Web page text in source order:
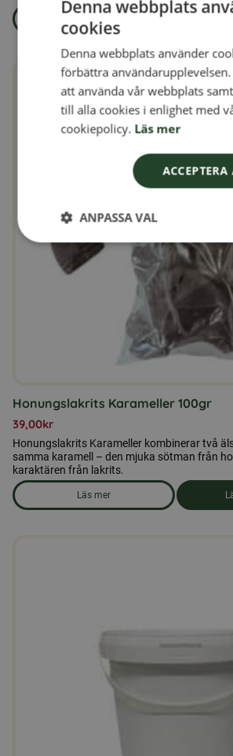
Läs mer
om produkten Vildfågelmix utan
Honungslakrits Karameller 100gr
39,00kr
Honungslakrits Karameller kombinerar två
samma karamell – den mjuka sötman från
karaktären från lakrits.
Läs mer
om produkten Honungslakrits
Denna webbplats
cookies
Denna webbplats använder
förbättra
att använda vår webbplats
till alla cookies i enlighet med
cookiepolicy. Läs mer
ANPASSA VAL